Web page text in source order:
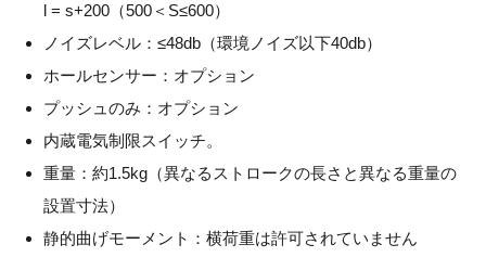
l = s+200（500＜S≤600）
ノイズレベル：≤48db（環境ノイズ以下40db）
ホールセンサー：オプション
プッシュのみ：オプション
内蔵電気制限スイッチ。
重量：約1.5kg（異なるストロークの長さと異なる重量の
設置寸法）
静的曲げモーメント：横荷重は許可されていません